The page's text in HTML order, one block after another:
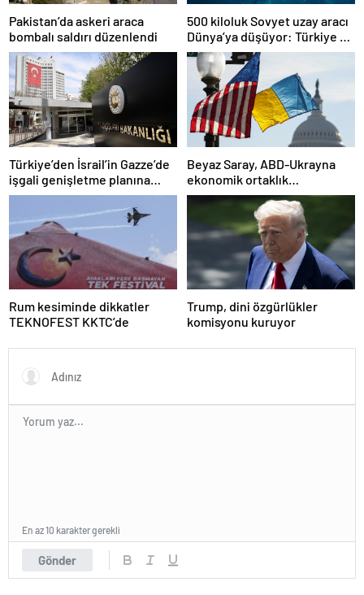
Pakistan’da askeri araca
bombalı saldırı düzenlendi
500 kiloluk Sovyet uzay aracı
Dünya’ya düşüyor: Türkiye de
risk altında
Türkiye’den İsrail’in Gazze’de
işgali genişletme planına
tepki
Beyaz Saray, ABD-Ukrayna
ekonomik ortaklık
anlaşmasının detaylarını
Rum kesiminde dikkatler
TEKNOFEST KKTC’de
Trump, dini özgürlükler
komisyonu kuruyor
Gönder
En az 10 karakter gerekli